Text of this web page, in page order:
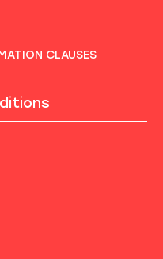
CLAUSES